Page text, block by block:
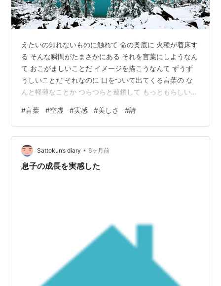
えたいの知れないものに触れて 命の奥底に 火種が着床す
る そんな瞬間がたまさかにある それを言葉にしようなん
て おこがましいことだ イメージを描こうなんて ずうず
うしいことだ それなのに 口をついて出てくる言葉の な
んと軽薄なことか つらつらと連鎖して もっともらしい顔
（こしら）えようとするが そんなものはすぐに見透かさ
れる 言葉の不始末に 身がすくむ いっそのこと 舌が痺れ
るほどの強い酒でもあおって ハイになってしまいたい夜
もある けれど 冷めれば元の木阿弥 自分の空虚な顔が鏡
に映るだけ ただ積み上げればいいってもんじゃない ただ
#言葉 #空虚 #実感 #美しさ #詩
Sattokun’s diary • 6ヶ月前
息子の成長を実感した